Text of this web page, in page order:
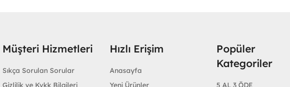
Müşteri Hizmetleri
Sıkça Sorulan Sorular
Gizlilik ve Kvkk Bilgileri
Hızlı Erişim
Anasayfa
Yeni Ürünler
Popüler
Kategoriler
5 AL 3 ÖDE